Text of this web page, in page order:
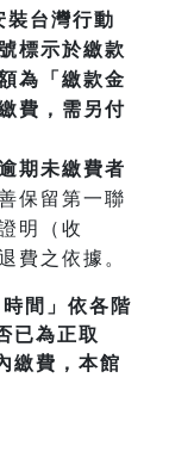
裝台灣行動
標示於繳款
為「繳款金
費，需另付
期未繳費者
保留第一聯
明（收
費之依據。
間」依各階
已為正取
繳費，本館